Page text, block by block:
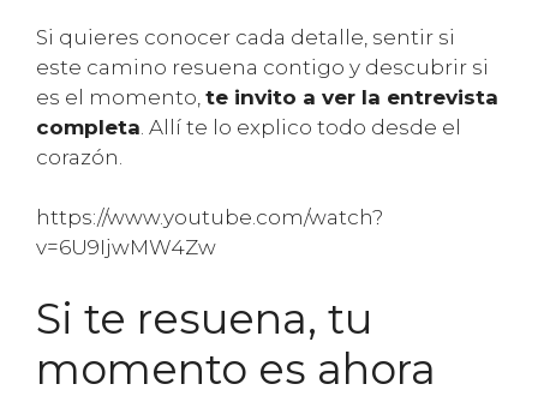
Si quieres conocer cada detalle, sentir si
este camino resuena contigo y descubrir si
es el momento, te invito a ver la entrevista
completa . Allí te lo explico todo desde el
corazón.
https://www.youtube.com/watch?
v=6U9IjwMW4Zw
Si te resuena, tu
momento es ahora